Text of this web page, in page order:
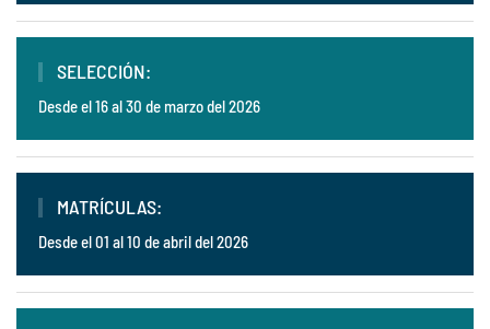
SELECCIÓN:
Desde el 16 al 30 de marzo del 2026
MATRÍCULAS:
Desde el 01 al 10 de abril del 2026